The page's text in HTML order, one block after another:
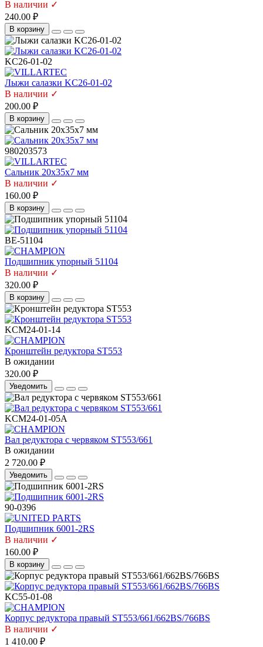
В наличии ✓
240.00 ₽
В корзину
KC26-01-02
Лыжи салазки KC26-01-02
В наличии ✓
200.00 ₽
В корзину
980203573
Сальник 20х35х7 мм
В наличии ✓
160.00 ₽
В корзину
BE-51104
Подшипник упорный 51104
В наличии ✓
320.00 ₽
В корзину
KCM24-01-14
Кронштейн редуктора ST553
В ожидании
320.00 ₽
Уведомить
KCM24-01-05A
Вал редуктора с червяком ST553/661
В ожидании
2 720.00 ₽
Уведомить
90-0396
Подшипник 6001-2RS
В наличии ✓
160.00 ₽
В корзину
KC55-01-08
Корпус редуктора правый ST553/661/662BS/766BS
В наличии ✓
1 410.00 ₽